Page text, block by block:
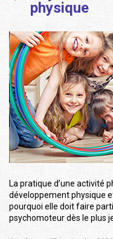
physique
La pratique d’une activité
développement physique
pourquoi elle doit faire
psychomoteur dès le plus